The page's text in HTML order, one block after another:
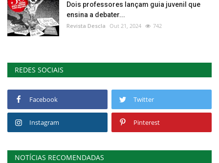
Dois professores lançam guia juvenil que
ensina a debater...
Revista Descla Out 21, 2024 742
REDES SOCIAIS
Facebook Twitter
Instagram Pinterest
NOTÍCIAS RECOMENDADAS